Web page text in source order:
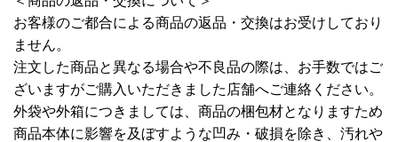
お客様のご都合による商品の返品・交換はお受けしており
ません。
注文した商品と異なる場合や不良品の際は、お手数ではご
ざいますがご購入いただきました店舗へご連絡ください。
外袋や外箱につきましては、商品の梱包材となりますため
商品本体に影響を及ぼすような凹み・破損を除き、汚れや